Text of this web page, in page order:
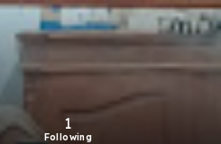
1
Following